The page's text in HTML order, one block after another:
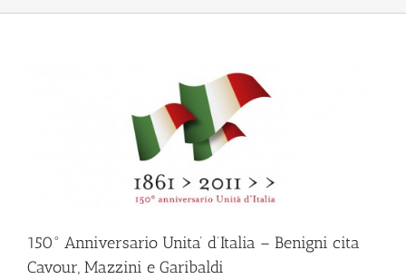
150° Anniversario Unita’ d’Italia – Benigni cita
Cavour, Mazzini e Garibaldi